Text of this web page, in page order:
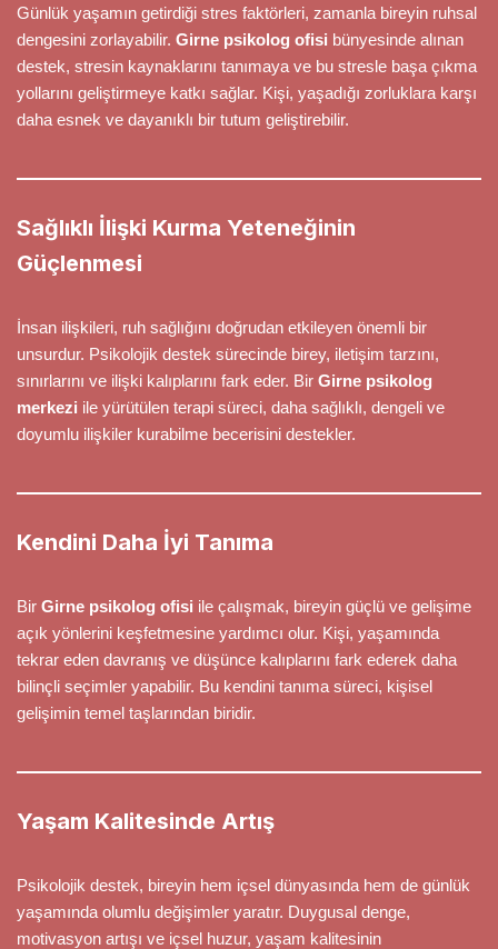
Günlük yaşamın getirdiği stres faktörleri, zamanla bireyin ruhsal
dengesini zorlayabilir. Girne psikolog ofisi bünyesinde alınan
destek, stresin kaynaklarını tanımaya ve bu stresle başa çıkma
yollarını geliştirmeye katkı sağlar. Kişi, yaşadığı zorluklara karşı
daha esnek ve dayanıklı bir tutum geliştirebilir.
Sağlıklı İlişki Kurma Yeteneğinin
Güçlenmesi
İnsan ilişkileri, ruh sağlığını doğrudan etkileyen önemli bir
unsurdur. Psikolojik destek sürecinde birey, iletişim tarzını,
sınırlarını ve ilişki kalıplarını fark eder. Bir Girne psikolog
merkezi ile yürütülen terapi süreci, daha sağlıklı, dengeli ve
doyumlu ilişkiler kurabilme becerisini destekler.
Kendini Daha İyi Tanıma
Bir Girne psikolog ofisi ile çalışmak, bireyin güçlü ve gelişime
açık yönlerini keşfetmesine yardımcı olur. Kişi, yaşamında
tekrar eden davranış ve düşünce kalıplarını fark ederek daha
bilinçli seçimler yapabilir. Bu kendini tanıma süreci, kişisel
gelişimin temel taşlarından biridir.
Yaşam Kalitesinde Artış
Psikolojik destek, bireyin hem içsel dünyasında hem de günlük
yaşamında olumlu değişimler yaratır. Duygusal denge,
motivasyon artışı ve içsel huzur, yaşam kalitesinin